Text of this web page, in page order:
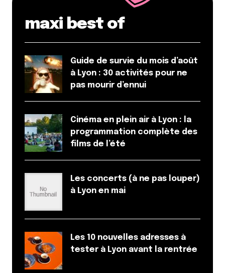
maxi best of
Guide de survie du mois d’août
à Lyon : 30 activités pour ne
pas mourir d’ennui
Cinéma en plein air à Lyon : la
programmation complète des
films de l’été
Les concerts (à ne pas louper)
à Lyon en mai
Les 10 nouvelles adresses à
tester à Lyon avant la rentrée